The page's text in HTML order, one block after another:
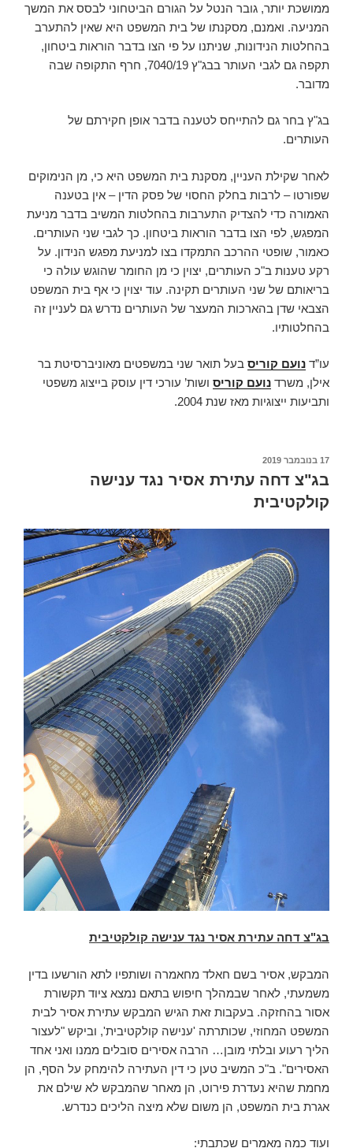
ממושכת יותר, גובר הנטל על הגורם הביטחוני לבסס את המשך
המניעה. ואמנם, מסקנתו של בית המשפט היא שאין להתערב
בהחלטות הנידונות, שניתנו על פי הצו בדבר הוראות ביטחון,
תקפה גם לגבי העותר בבג"ץ 7040/19, חרף התקופה שבה
מדובר.
בג"ץ בחר גם להתייחס לטענה בדבר אופן חקירתם של
העותרים.
לאחר שקילת העניין, מסקנת בית המשפט היא כי, מן הנימוקים
שפורטו – לרבות בחלק החסוי של פסק הדין – אין בטענה
האמורה כדי להצדיק התערבות בהחלטות המשיב בדבר מניעת
המפגש, לפי הצו בדבר הוראות ביטחון. כך לגבי שני העותרים.
כאמור, שופטי ההרכב התמקדו בצו למניעת מפגש הנידון. על
רקע טענות ב"כ העותרים, יצוין כי מן החומר שהוגש עולה כי
בריאותם של שני העותרים תקינה. עוד יצוין כי אף בית המשפט
הצבאי שדן בהארכות המעצר של העותרים נדרש גם לעניין זה
בהחלטותיו.
עו”ד נועם קוריס בעל תואר שני במשפטים מאוניברסיטת בר
אילן, משרד נועם קוריס ושות’ עורכי דין עוסק בייצוג משפטי
ותביעות ייצוגיות מאז שנת 2004.
פורסם
17 בנובמבר 2019
בג"צ דחה עתירת אסיר נגד ענישה
קולקטיבית
בג"צ דחה עתירת אסיר נגד ענישה קולקטיבית
המבקש, אסיר בשם חאלד מחאמרה ושותפיו לתא הורשעו בדין
משמעתי, לאחר שבמהלך חיפוש בתאם נמצא ציוד תקשורת
אסור בהחזקה. בעקבות זאת הגיש המבקש עתירת אסיר לבית
המשפט המחוזי, שכותרתה 'ענישה קולקטיבית', וביקש "לעצור
הליך רעוע ובלתי מובן… הרבה אסירים סובלים ממנו ואני אחד
האסירים". ב"כ המשיב טען כי דין העתירה להימחק על הסף, הן
מחמת שהיא נעדרת פירוט, הן מאחר שהמבקש לא שילם את
אגרת בית המשפט, הן משום שלא מיצה הליכים כנדרש.
ועוד כמה מאמרים שכתבתי: